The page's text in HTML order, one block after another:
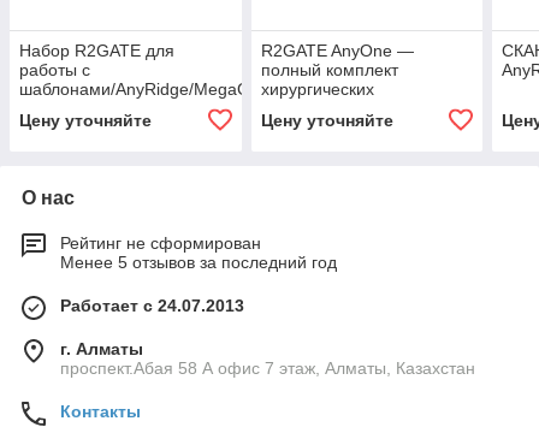
Набор R2GATE для
работы с
шаблонами/AnyRidge/MegaGen
Цену уточняйте
R2GATE AnyOne —
полный комплект
хирургических
MegaGen
Цену уточняйте
О нас
Рейтинг не сформирован
Менее 5 отзывов за последний год
Работает с 24.07.2013
г. Алматы
проспект.Абая 58 А офис 7 этаж, Алматы, Казахстан
Контакты